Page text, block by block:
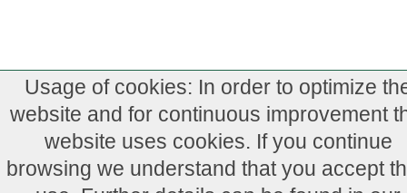
Usage of cookies: In order to optimize
website and for continuous improvement
website uses cookies. If you continue
browsing we understand that you accept